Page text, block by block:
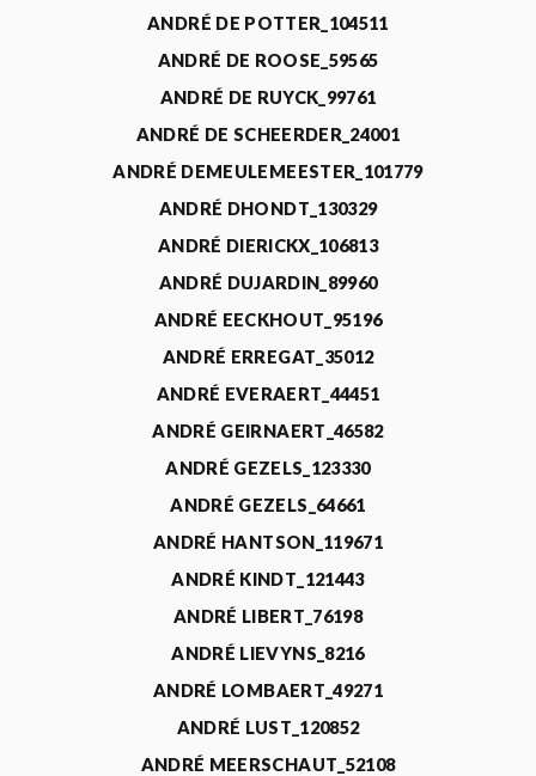
ANDRÉ DE POTTER_104511
ANDRÉ DE ROOSE_59565
ANDRÉ DE RUYCK_99761
ANDRÉ DE SCHEERDER_24001
ANDRÉ DEMEULEMEESTER_101779
ANDRÉ DHONDT_130329
ANDRÉ DIERICKX_106813
ANDRÉ DUJARDIN_89960
ANDRÉ EECKHOUT_95196
ANDRÉ ERREGAT_35012
ANDRÉ EVERAERT_44451
ANDRÉ GEIRNAERT_46582
ANDRÉ GEZELS_123330
ANDRÉ GEZELS_64661
ANDRÉ HANTSON_119671
ANDRÉ KINDT_121443
ANDRÉ LIBERT_76198
ANDRÉ LIEVYNS_8216
ANDRÉ LOMBAERT_49271
ANDRÉ LUST_120852
ANDRÉ MEERSCHAUT_52108